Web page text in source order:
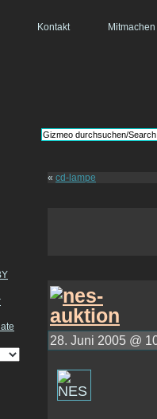
Kontakt Mitmachen
« cd-lampe
28. Juni 2005 @